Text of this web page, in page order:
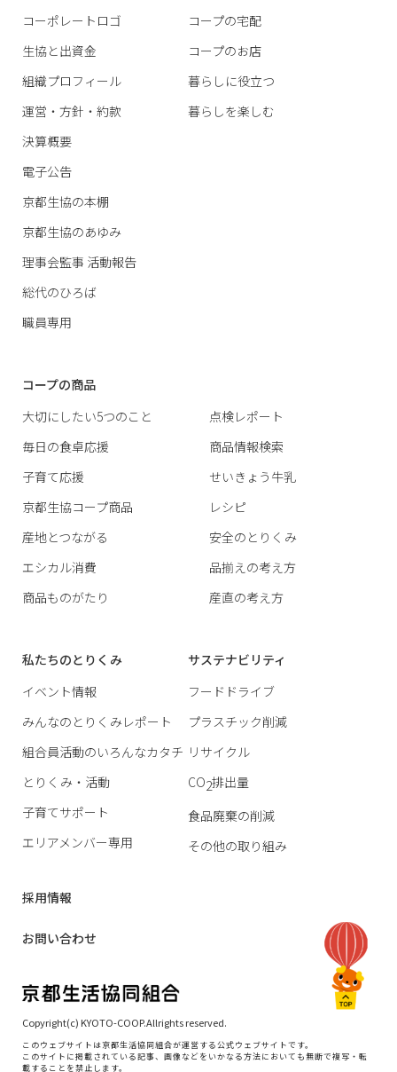
コーポレートロゴ
生協と出資金
組織プロフィール
運営・方針・約款
決算概要
電子公告
京都生協の本棚
京都生協のあゆみ
理事会監事 活動報告
総代のひろば
職員専用
コープの宅配
コープのお店
暮らしに役立つ
暮らしを楽しむ
コープの商品
大切にしたい5つのこと
毎日の食卓応援
子育て応援
京都生協コープ商品
産地とつながる
エシカル消費
商品ものがたり
点検レポート
商品情報検索
せいきょう牛乳
レシピ
安全のとりくみ
品揃えの考え方
産直の考え方
私たちのとりくみ
イベント情報
みんなのとりくみレポート
組合員活動のいろんなカタチ
とりくみ・活動
子育てサポート
エリアメンバー専用
サステナビリティ
フードドライブ
プラスチック削減
リサイクル
CO2排出量
食品廃棄の削減
その他の取り組み
採用情報
お問い合わせ
Copyright(c) KYOTO-COOP.Allrights reserved.
このウェブサイトは京都生活協同組合が運営する公式ウェブサイトです。
このサイトに掲載されている記事、画像などをいかなる方法においても無断で複写・転
載することを禁止します。